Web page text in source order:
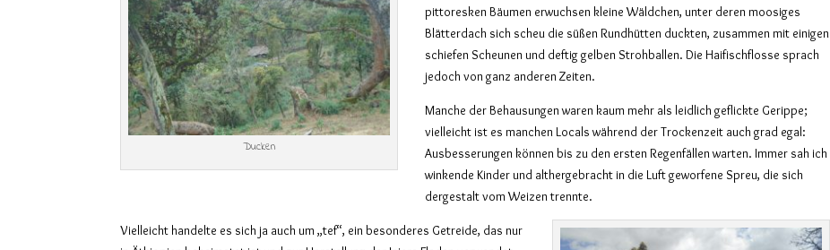
Ducken
pittoresken Bäumen erwuchsen kleine Wäldchen, unter deren moosiges
Blätterdach sich scheu die süßen Rundhütten duckten, zusammen mit einigen
schiefen Scheunen und deftig gelben Strohballen. Die Haifischflosse sprach
jedoch von ganz anderen Zeiten.
Manche der Behausungen waren kaum mehr als leidlich geflickte Gerippe;
vielleicht ist es manchen Locals während der Trockenzeit auch grad egal:
Ausbesserungen können bis zu den ersten Regenfällen warten. Immer sah ich
winkende Kinder und althergebracht in die Luft geworfene Spreu, die sich
dergestalt vom Weizen trennte.
Vielleicht handelte es sich ja auch um „tef“, ein besonderes Getreide, das nur